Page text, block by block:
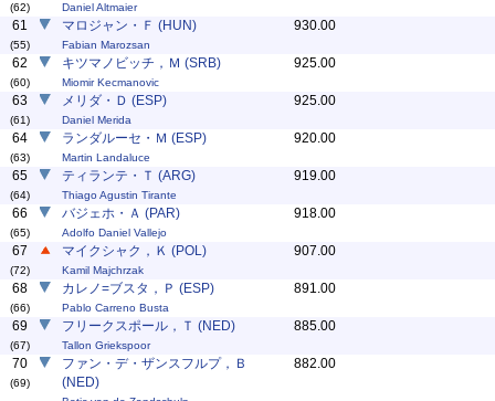
(62) Daniel Altmaier
61
(55)
マロジャン・Ｆ (HUN)
Fabian Marozsan
930.00
62
(60)
キツマノビッチ，Ｍ (SRB)
Miomir Kecmanovic
925.00
63
(61)
メリダ・Ｄ (ESP)
Daniel Merida
925.00
64
(63)
ランダルーセ・Ｍ (ESP)
Martin Landaluce
920.00
65
(64)
ティランテ・Ｔ (ARG)
Thiago Agustin Tirante
919.00
66
(65)
バジェホ・Ａ (PAR)
Adolfo Daniel Vallejo
918.00
67
(72)
マイクシャク，Ｋ (POL)
Kamil Majchrzak
907.00
68
(66)
カレノ=ブスタ，Ｐ (ESP)
Pablo Carreno Busta
891.00
69
(67)
フリークスポール，Ｔ (NED)
Tallon Griekspoor
885.00
70
(69)
ファン・デ・ザンスフルプ，Ｂ
(NED)
882.00